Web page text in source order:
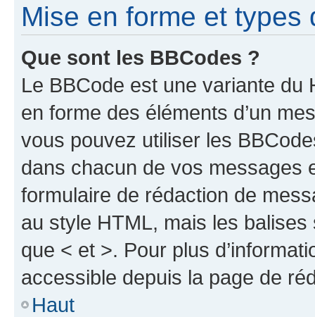
Mise en forme et types
Que sont les BBCodes ?
Le BBCode est une variante du
en forme des éléments d’un
vous pouvez utiliser les
dans chacun de vos messages
formulaire de rédaction de
au style HTML, mais les
que < et >. Pour plus
accessible depuis la page de
Haut